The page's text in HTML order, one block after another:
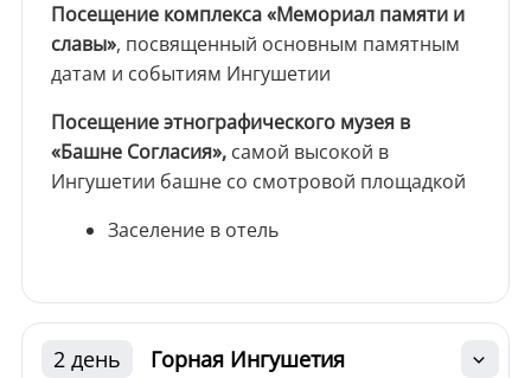
Посещение комплекса «Мемориал памяти и
славы», посвященный основным памятным
датам и событиям Ингушетии
Посещение этнографического музея в
«Башне Согласия»,самой высокой в
Ингушетии башне со смотровой площадкой
Заселение в отель
2 день Горная Ингушетия